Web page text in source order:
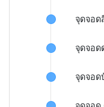
จุดจอด
จุดจอ
จุดจอด